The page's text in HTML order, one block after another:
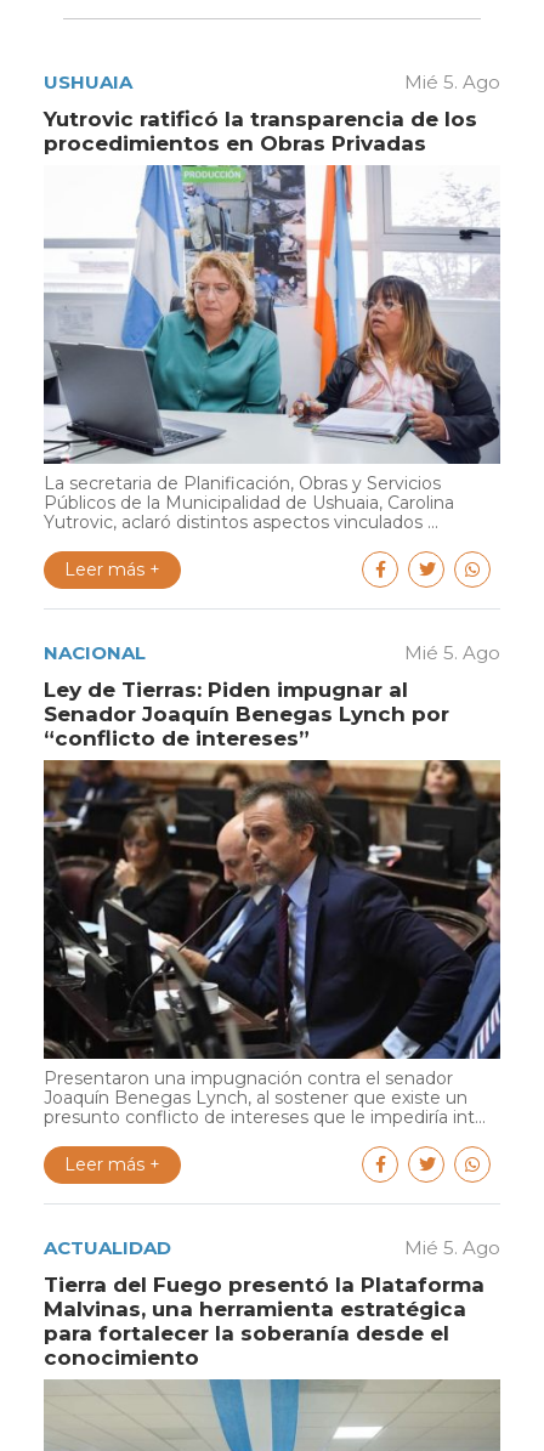
USHUAIA Mié 5. Ago
Yutrovic ratificó la transparencia de los
procedimientos en Obras Privadas
La secretaria de Planificación, Obras y Servicios
Públicos de la Municipalidad de Ushuaia, Carolina
Yutrovic, aclaró distintos aspectos vinculados ...
Leer más +
NACIONAL Mié 5. Ago
Ley de Tierras: Piden impugnar al
Senador Joaquín Benegas Lynch por
“conflicto de intereses”
Presentaron una impugnación contra el senador
Joaquín Benegas Lynch, al sostener que existe un
presunto conflicto de intereses que le impediría int...
Leer más +
ACTUALIDAD Mié 5. Ago
Tierra del Fuego presentó la Plataforma
Malvinas, una herramienta estratégica
para fortalecer la soberanía desde el
conocimiento